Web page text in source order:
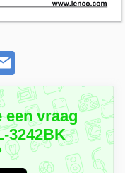
een vraag
3242BK